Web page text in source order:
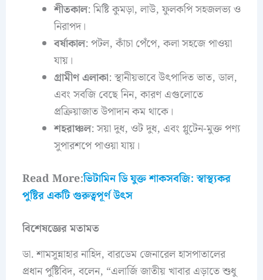
শীতকাল: মিষ্টি কুমড়া, লাউ, ফুলকপি সহজলভ্য ও
নিরাপদ।
বর্ষাকাল: পটল, কাঁচা পেঁপে, কলা সহজে পাওয়া
যায়।
গ্রামীণ এলাকা: স্থানীয়ভাবে উৎপাদিত ভাত, ডাল,
এবং সবজি বেছে নিন, কারণ এগুলোতে
প্রক্রিয়াজাত উপাদান কম থাকে।
শহরাঞ্চল: সয়া দুধ, ওট দুধ, এবং গ্লুটেন-মুক্ত পণ্য
সুপারশপে পাওয়া যায়।
Read More:ভিটামিন ডি যুক্ত শাকসবজি: স্বাস্থ্যকর
পুষ্টির একটি গুরুত্বপূর্ণ উৎস
বিশেষজ্ঞের মতামত
ডা. শামসুন্নাহার নাহিদ, বারডেম জেনারেল হাসপাতালের
প্রধান পুষ্টিবিদ, বলেন, “এলার্জি জাতীয় খাবার এড়াতে শুধু